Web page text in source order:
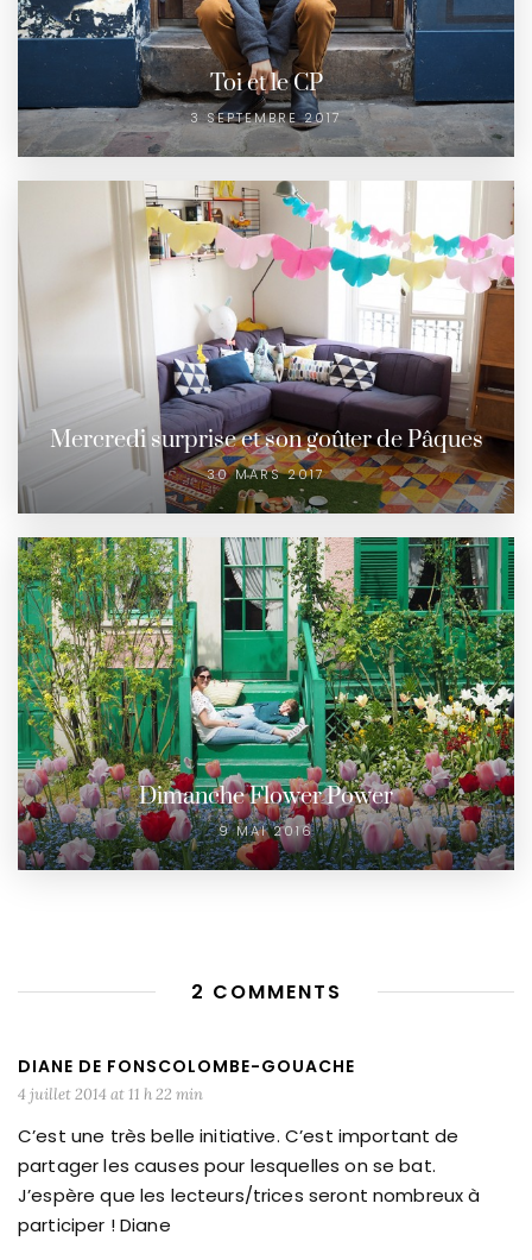
Toi et le CP
3 SEPTEMBRE 2017
Mercredi surprise et son goûter de Pâques
30 MARS 2017
Dimanche Flower Power
9 MAI 2016
2 COMMENTS
DIANE DE FONSCOLOMBE-GOUACHE
4 juillet 2014 at 11 h 22 min
C’est une très belle initiative. C’est important de
partager les causes pour lesquelles on se bat.
J’espère que les lecteurs/trices seront nombreux à
participer ! Diane